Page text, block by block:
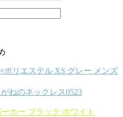
ポリエステル XS グレー メンズ
ねのネックレス0523
カー ブラック ホワイト